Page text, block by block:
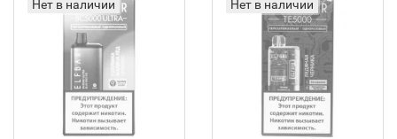
Нет в наличии Нет в наличии